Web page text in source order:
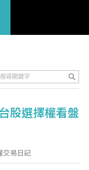
股選擇權看盤
交易日記